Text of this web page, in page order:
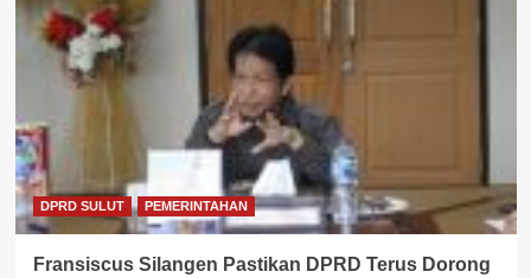
DPRD SULUT PEMERINTAHAN
Fransiscus Silangen Pastikan DPRD Terus Dorong